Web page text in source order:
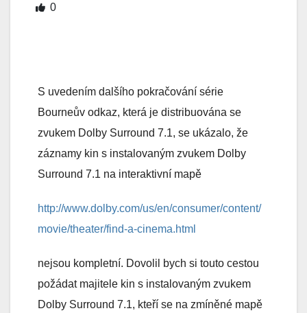
0
S uvedením dalšího pokračování série
Bourneův odkaz, která je distribuována se
zvukem Dolby Surround 7.1, se ukázalo, že
záznamy kin s instalovaným zvukem Dolby
Surround 7.1 na interaktivní mapě
http://www.dolby.com/us/en/consumer/content/
movie/theater/find-a-cinema.html
nejsou kompletní. Dovolil bych si touto cestou
požádat majitele kin s instalovaným zvukem
Dolby Surround 7.1, kteří se na zmíněné mapě